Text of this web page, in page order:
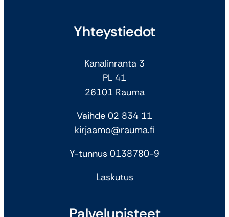
Yhteystiedot
Kanalinranta 3
PL 41
26101 Rauma
Vaihde 02 834 11
kirjaamo@rauma.fi
Y-tunnus 0138780-9
Laskutus